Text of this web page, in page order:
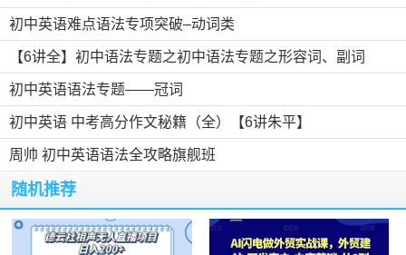
初中英语难点语法专项突破–动词类
【6讲全】初中语法专题之初中语法专题之形容词、副词
初中英语语法专题——冠词
初中英语 中考高分作文秘籍（全）【6讲朱平】
周帅 初中英语语法全攻略旗舰班
随机推荐